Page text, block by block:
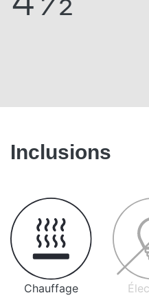
Inclusions
Chauffage